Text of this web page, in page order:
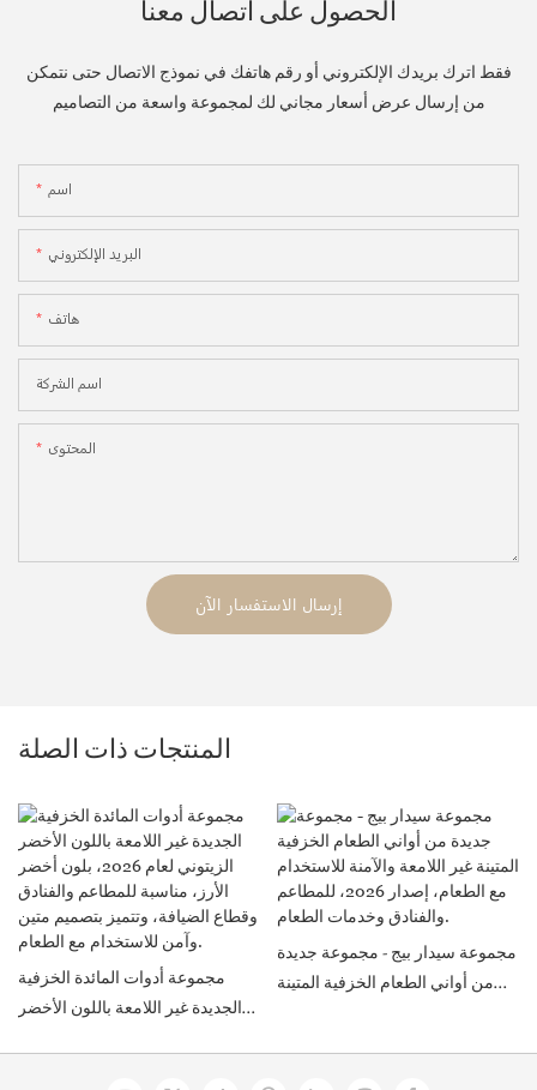
الحصول على اتصال معنا
فقط اترك بريدك الإلكتروني أو رقم هاتفك في نموذج الاتصال حتى نتمكن
من إرسال عرض أسعار مجاني لك لمجموعة واسعة من التصاميم
اسم
البريد الإلكتروني
هاتف
اسم الشركة
المحتوى
إرسال الاستفسار الآن
المنتجات ذات الصلة
مجموعة أدوات المائدة الخزفية
الجديدة غير اللامعة باللون الأخضر
مجموعة سيدار بيج - مجموعة جديدة
من أواني الطعام الخزفية المتينة